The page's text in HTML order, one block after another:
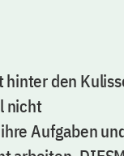
den
nicht
Aufgaben